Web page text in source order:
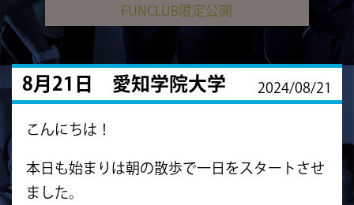
FUNCLUB限定公開
8月21日 愛知学院大学 2024/08/21
こんにちは！
本日も始まりは朝の散歩で一日をスタートさせ
ました。